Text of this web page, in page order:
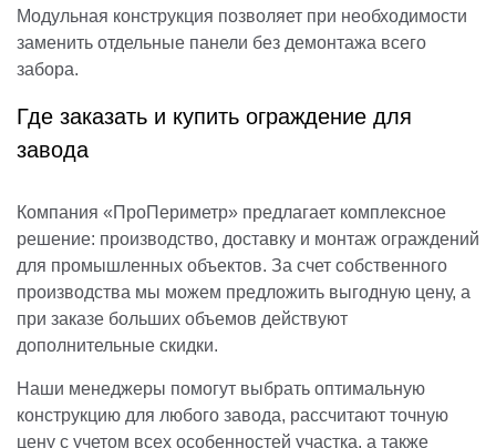
Модульная конструкция позволяет при необходимости
заменить отдельные панели без демонтажа всего
забора.
Где заказать и купить ограждение для
завода
Компания «ПроПериметр» предлагает комплексное
решение: производство, доставку и монтаж ограждений
для промышленных объектов. За счет собственного
производства мы можем предложить выгодную цену, а
при заказе больших объемов действуют
дополнительные скидки.
Наши менеджеры помогут выбрать оптимальную
конструкцию для любого завода, рассчитают точную
цену с учетом всех особенностей участка, а также